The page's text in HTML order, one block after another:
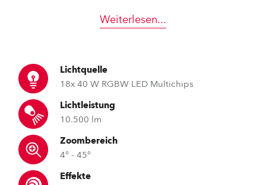
Weiterlesen...
Lichtquelle
18x 40 W RGBW LED Multichips
Lichtleistung
10.500 lm
Zoombereich
4° - 45°
Effekte